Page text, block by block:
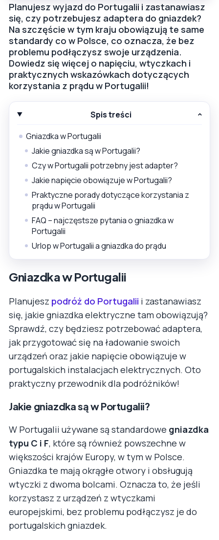
Planujesz wyjazd do Portugalii i zastanawiasz
się, czy potrzebujesz adaptera do gniazdek?
Na szczęście w tym kraju obowiązują te same
standardy co w Polsce, co oznacza, że bez
problemu podłączysz swoje urządzenia.
Dowiedz się więcej o napięciu, wtyczkach i
praktycznych wskazówkach dotyczących
korzystania z prądu w Portugalii!
Spis treści
Gniazdka w Portugalii
Jakie gniazdka są w Portugalii?
Czy w Portugalii potrzebny jest adapter?
Jakie napięcie obowiązuje w Portugalii?
Praktyczne porady dotyczące korzystania z
prądu w Portugalii
FAQ – najczęstsze pytania o gniazdka w
Portugalii
Urlop w Portugalii a gniazdka do prądu
Gniazdka w Portugalii
Planujesz podróż do Portugalii i zastanawiasz
się, jakie gniazdka elektryczne tam obowiązują?
Sprawdź, czy będziesz potrzebować adaptera,
jak przygotować się na ładowanie swoich
urządzeń oraz jakie napięcie obowiązuje w
portugalskich instalacjach elektrycznych. Oto
praktyczny przewodnik dla podróżników!
Jakie gniazdka są w Portugalii?
W Portugalii używane są standardowe gniazdka
typu C i F, które są również powszechne w
większości krajów Europy, w tym w Polsce.
Gniazdka te mają okrągłe otwory i obsługują
wtyczki z dwoma bolcami. Oznacza to, że jeśli
korzystasz z urządzeń z wtyczkami
europejskimi, bez problemu podłączysz je do
portugalskich gniazdek.